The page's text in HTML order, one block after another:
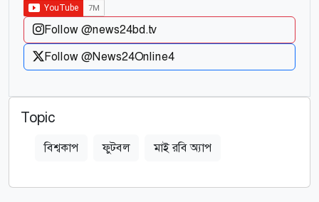
Follow @news24bd.tv
Follow @News24Online4
Topic
বিশ্বকাপ ফুটবল মাই রবি অ্যাপ